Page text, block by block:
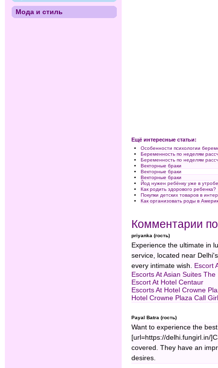
Ещё интересные статьи:
Особенности психологии
Беременность по неделям
Беременность по неделям
Векторные браки
Векторные браки
Векторные браки
Йод нужен ребёнку уже в
Как родить здорового ребенка?
Покупки детских товаров в
Как организовать роды в
Комментарии
priyanka (гость)
Experience the ultimate in
service, located near
every intimate wish. Escort
Escorts At Asian Suites
Escort At Hotel Centaur
Escorts At Hotel Crowne
Hotel Crowne Plaza Call
Payal Batra (гость)
Want to experience the
[url=https://delhi.fungirl.in/
covered. They have an
desires.
Мода и стиль